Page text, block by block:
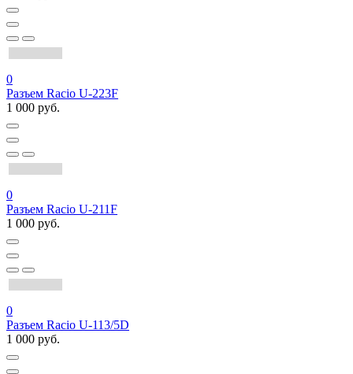
0
Разъем Racio U-223F
1 000 руб.
0
Разъем Racio U-211F
1 000 руб.
0
Разъем Racio U-113/5D
1 000 руб.